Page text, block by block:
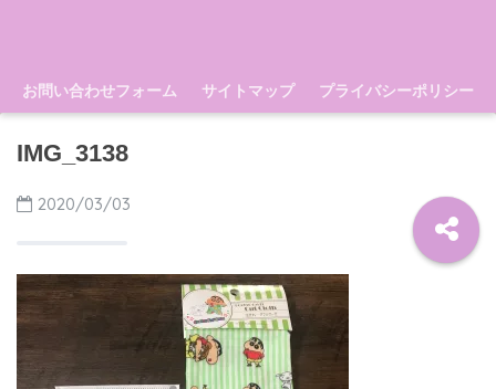
お問い合わせフォーム サイトマップ プライバシーポリシー
IMG_3138
2020/03/03